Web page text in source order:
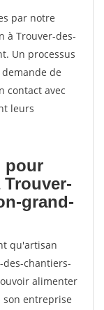
par notre
à Trouver-des-
Un processus
de
contact avec
leurs
pour
grand-
qu'artisan
chantiers-
alimenter
entreprise